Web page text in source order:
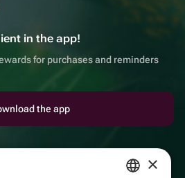
in the app!
for purchases and reminders
the app
9, room 2/3 ×